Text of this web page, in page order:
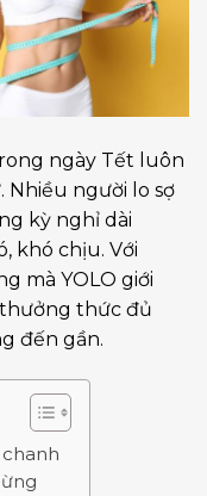
ngày Tết luôn
Nhiều người lo sợ
kỳ nghỉ dài
khó chịu. Với
mà YOLO giới
thức đủ
đến gần.